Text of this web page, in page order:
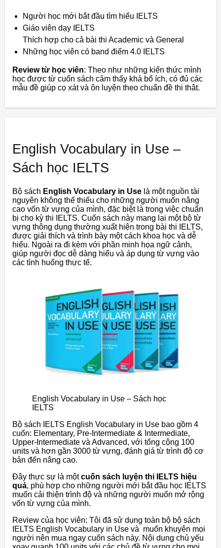
Người học mới bắt đầu tìm hiểu IELTS
Giáo viên dạy IELTS
Thích hợp cho cả bài thi Academic và General
Những học viên có band điểm 4.0 IELTS
Review từ học viên: Theo như những kiến thức mình
học được từ cuốn sách cảm thấy khá bổ ích, có đủ các
mẫu đề giúp cọ xát và ôn luyện theo chuẩn đề thi thât.
English Vocabulary in Use –
Sách học IELTS
Bộ sách English Vocabulary in Use là một nguồn tài
nguyên không thể thiếu cho những người muốn nâng
cao vốn từ vựng của mình, đặc biệt là trong việc chuẩn
bị cho kỳ thi IELTS. Cuốn sách này mang lại một bộ từ
vựng thông dụng thường xuất hiện trong bài thi IELTS,
được giải thích và trình bày một cách khoa học và dễ
hiểu. Ngoài ra đi kèm với phần minh họa ngữ cảnh,
giúp người đọc dễ dàng hiểu và áp dụng từ vựng vào
các tình huống thực tế.
English Vocabulary in Use – Sách học
IELTS
Bộ sách IELTS English Vocabulary in Use bao gồm 4
cuốn: Elementary, Pre-Intermediate & Intermediate,
Upper-Intermediate và Advanced, với tổng cộng 100
units và hơn gần 3000 từ vựng, đánh giá từ trình độ cơ
bản đến nâng cao.
Đây thực sự là mộtcuốn sách luyện thi IELTS hiệu
quả, phù hợp cho những người mới bắt đầu học IELTS
muốn cải thiện trình độ và những người muốn mở rộng
vốn từ vựng của mình.
Review của học viên: Tôi đã sử dụng toàn bộ bộ sách
IELTS English Vocabulary in Use và muốn khuyên mọi
người nên mua ngay cuốn sách này. Nội dung chủ yếu